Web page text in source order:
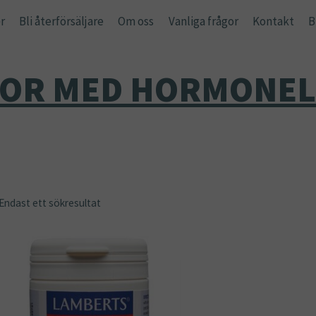
Bli återförsäljare Om oss Vanliga frågor Kontakt
MED
Endast ett sökresultat